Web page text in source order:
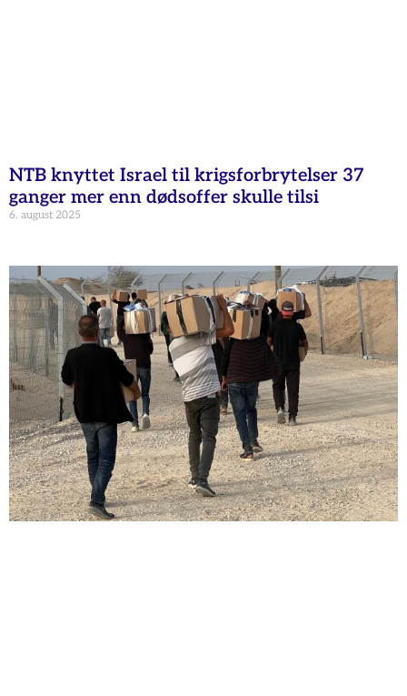
NTB knyttet Israel til krigsforbrytelser 37
ganger mer enn dødsoffer skulle tilsi
6. august 2025